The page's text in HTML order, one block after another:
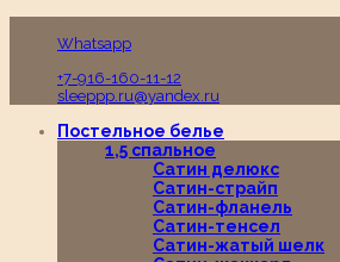
Whatsapp
+7-916-160-11-12
sleeppp.ru@yandex.ru
Постельное белье
1,5 спальное
Сатин делюкс
Сатин-страйп
Сатин-фланель
Сатин-тенсел
Сатин-жатый шелк